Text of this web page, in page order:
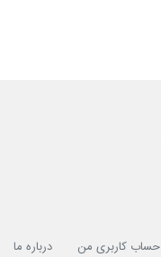
حساب کاربری من درباره ما